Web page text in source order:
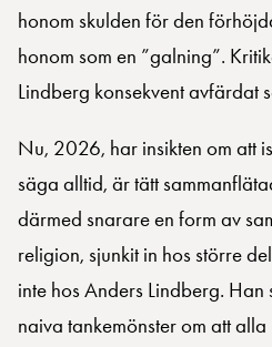
honom skulden för den
honom som en ”galning”.
Lindberg konsekvent avfärdat
Nu, 2026, har insikten om att
säga alltid, är tätt
därmed snarare en form av
religion, sjunkit in hos större
inte hos Anders Lindberg.
naiva tankemönster om att